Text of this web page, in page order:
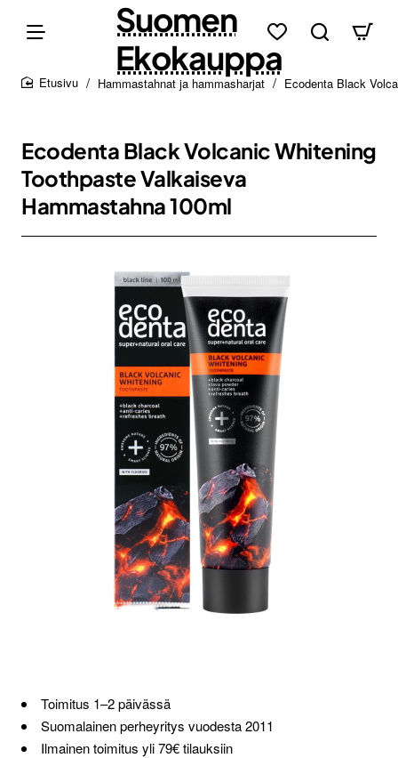
Suomen
Ekokauppa
Hammastahnat ja hammasharjat Ecodenta Black
Ecodenta Black Volcanic Whitening
Toothpaste Valkaiseva
Hammastahna 100ml
Toimitus 1–2 päivässä
Suomalainen perheyritys vuodesta 2011
Ilmainen toimitus yli 79€ tilauksiin